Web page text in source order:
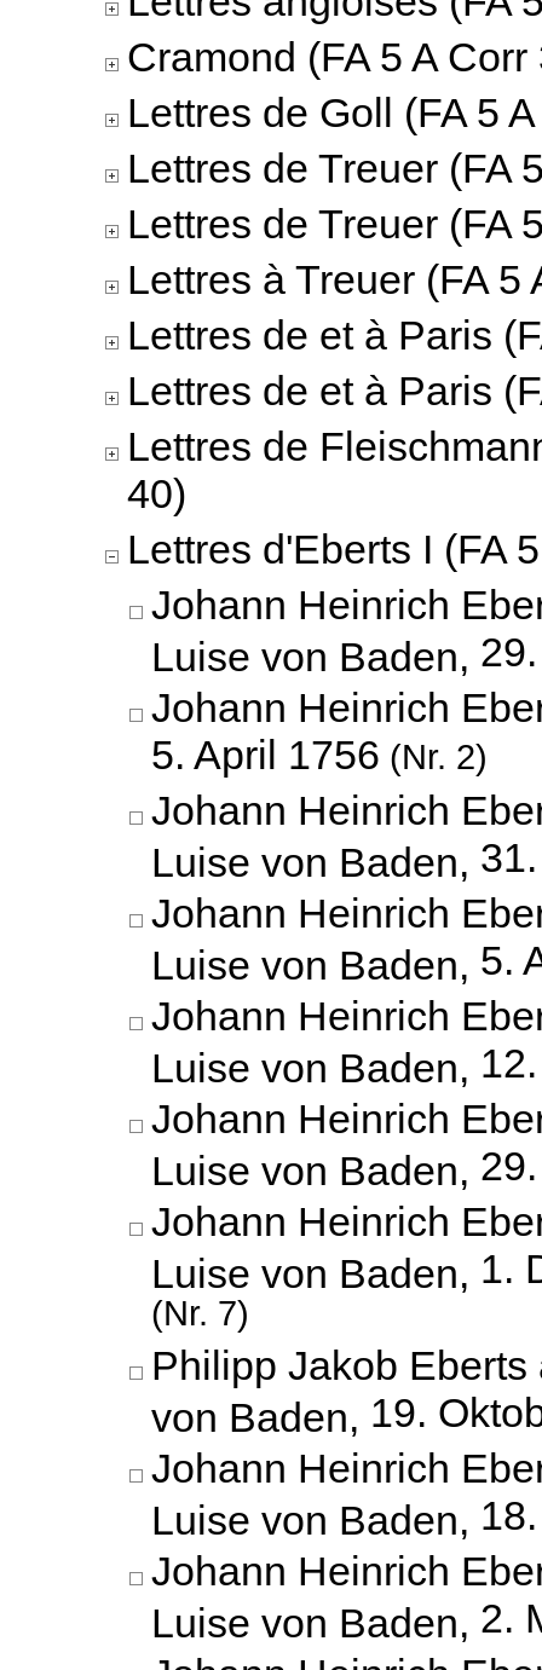
Cramond (FA 5 A Corr
Lettres de Goll (FA 5
Lettres de Treuer (FA
Lettres de Treuer (FA
Lettres à Treuer (FA 5
Lettres de et à Paris
Lettres de et à Paris
Lettres de
40)
Lettres d'Eberts I (FA
Johann Heinrich
Luise von Baden,
Johann Heinrich
5. April 1756 (Nr. 2)
Johann Heinrich
Luise von Baden,
Johann Heinrich
Luise von Baden, 5.
Johann Heinrich
Luise von Baden,
Johann Heinrich
Luise von Baden,
Johann Heinrich
Luise von Baden, 1.
(Nr. 7)
Philipp Jakob
von Baden, 19.
Johann Heinrich
Luise von Baden,
Johann Heinrich
Luise von Baden, 2.